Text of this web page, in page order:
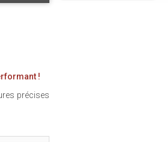
!
précises